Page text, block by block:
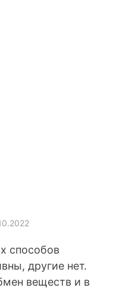
способов
другие нет.
веществ и в